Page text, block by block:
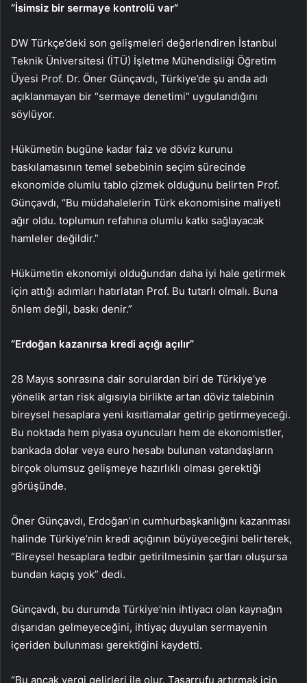
“İsimsiz bir sermaye kontrolü var”
DW Türkçe’deki son gelişmeleri değerlendiren İstanbul
Teknik Üniversitesi (İTÜ) İşletme Mühendisliği Öğretim
Üyesi Prof. Dr. Öner Günçavdı, Türkiye’de şu anda adı
açıklanmayan bir “sermaye denetimi” uygulandığını
söylüyor.
Hükümetin bugüne kadar faiz ve döviz kurunu
baskılamasının temel sebebinin seçim sürecinde
ekonomide olumlu tablo çizmek olduğunu belirten Prof.
Günçavdı, “Bu müdahalelerin Türk ekonomisine maliyeti
ağır oldu. toplumun refahına olumlu katkı sağlayacak
hamleler değildir.”
Hükümetin ekonomiyi olduğundan daha iyi hale getirmek
için attığı adımları hatırlatan Prof. Bu tutarlı olmalı. Buna
önlem değil, baskı denir.”
“Erdoğan kazanırsa kredi açığı açılır”
28 Mayıs sonrasına dair sorulardan biri de Türkiye’ye
yönelik artan risk algısıyla birlikte artan döviz talebinin
bireysel hesaplara yeni kısıtlamalar getirip getirmeyeceği.
Bu noktada hem piyasa oyuncuları hem de ekonomistler,
bankada dolar veya euro hesabı bulunan vatandaşların
birçok olumsuz gelişmeye hazırlıklı olması gerektiği
görüşünde.
Öner Günçavdı, Erdoğan’ın cumhurbaşkanlığını kazanması
halinde Türkiye’nin kredi açığının büyüyeceğini belirterek,
“Bireysel hesaplara tedbir getirilmesinin şartları oluşursa
bundan kaçış yok” dedi.
Günçavdı, bu durumda Türkiye’nin ihtiyacı olan kaynağın
dışarıdan gelmeyeceğini, ihtiyaç duyulan sermayenin
içeriden bulunması gerektiğini kaydetti.
“Bu ancak vergi gelirleri ile olur. Tasarrufu artırmak için